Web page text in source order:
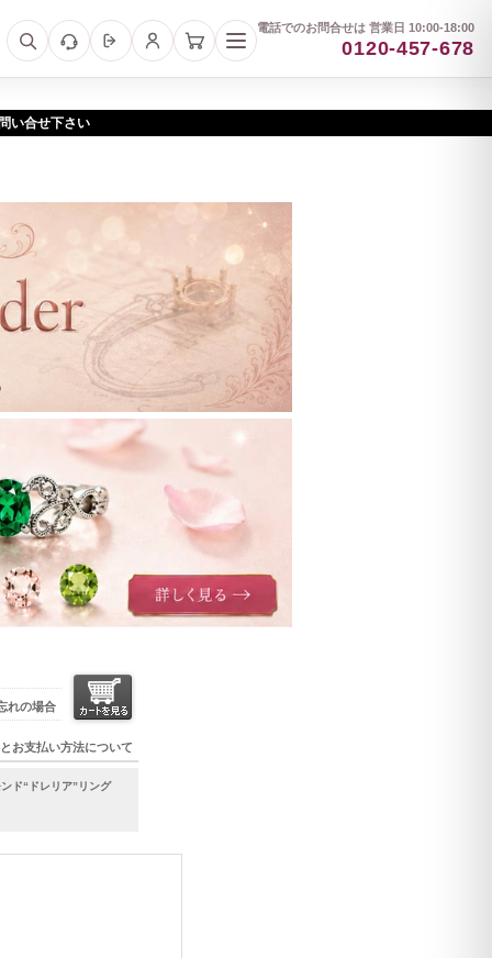
い合せ下さい
電話でのお問合せは 営業日 10:00-18:00
0120-457-678
れの場合
お支払い方法について
ンド“ドレリア”リング